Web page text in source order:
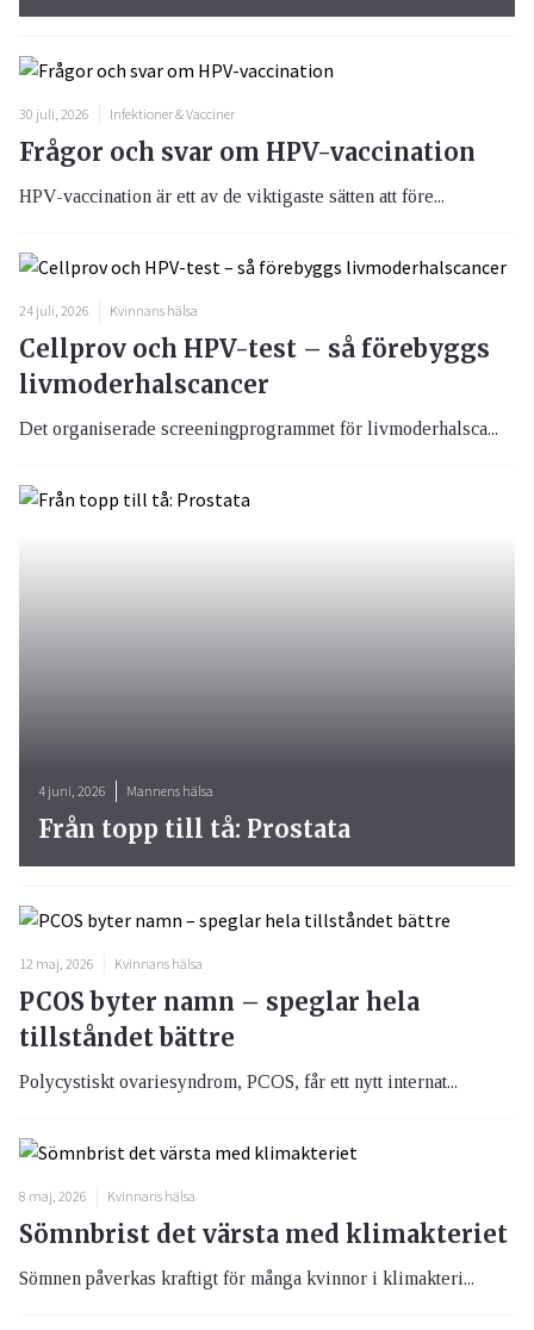
30 juli, 2026 Infektioner & Vacciner
Frågor och svar om HPV-vaccination
HPV-vaccination är ett av de viktigaste sätten att före...
24 juli, 2026 Kvinnans hälsa
Cellprov och HPV-test – så förebyggs
livmoderhalscancer
Det organiserade screeningprogrammet för livmoderhalsca...
4 juni, 2026 Mannens hälsa
Från topp till tå: Prostata
12 maj, 2026 Kvinnans hälsa
PCOS byter namn – speglar hela
tillståndet bättre
Polycystiskt ovariesyndrom, PCOS, får ett nytt internat...
8 maj, 2026 Kvinnans hälsa
Sömnbrist det värsta med klimakteriet
Sömnen påverkas kraftigt för många kvinnor i klimakteri...